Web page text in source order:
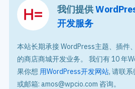
我们提供
开发服务
本站长期承接 WordPress主题、插件
的商店商城开发业务。 我们有 10 年
果你想 用WordPress开发网站, 请联系
或邮箱: amos@wpcio.com 咨询。